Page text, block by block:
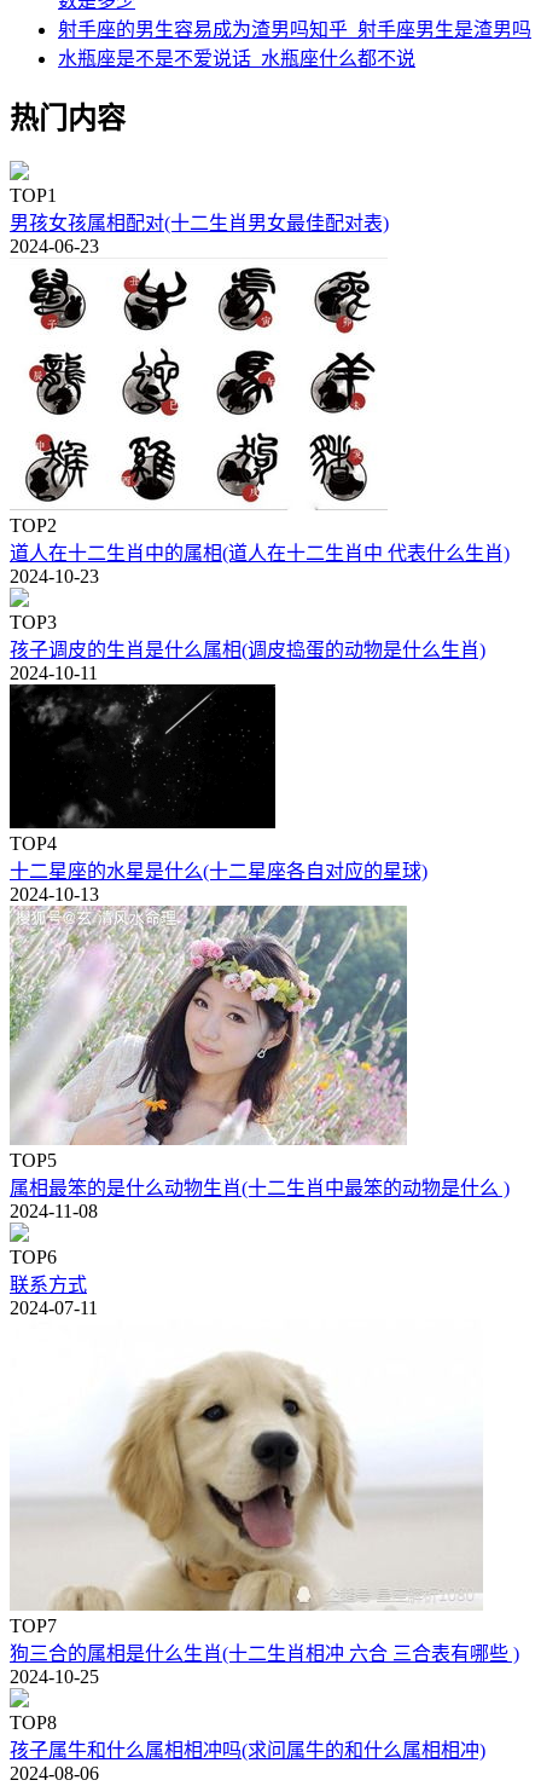
射手座的男生容易成为渣男吗知乎_射手座男生是渣男吗
水瓶座是不是不爱说话_水瓶座什么都不说
热门内容
TOP1
男孩女孩属相配对(十二生肖男女最佳配对表)
2024-06-23
TOP2
道人在十二生肖中的属相(道人在十二生肖中 代表什么生肖)
2024-10-23
TOP3
孩子调皮的生肖是什么属相(调皮捣蛋的动物是什么生肖)
2024-10-11
TOP4
十二星座的水星是什么(十二星座各自对应的星球)
2024-10-13
TOP5
属相最笨的是什么动物生肖(十二生肖中最笨的动物是什么 )
2024-11-08
TOP6
联系方式
2024-07-11
TOP7
狗三合的属相是什么生肖(十二生肖相冲 六合 三合表有哪些 )
2024-10-25
TOP8
孩子属牛和什么属相相冲吗(求问属牛的和什么属相相冲)
2024-08-06